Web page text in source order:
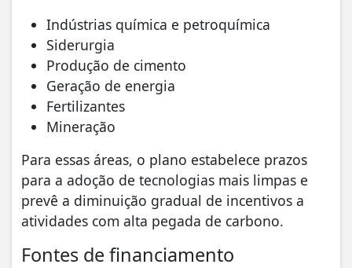
Indústrias química e petroquímica
Siderurgia
Produção de cimento
Geração de energia
Fertilizantes
Mineração
Para essas áreas, o plano estabelece prazos
para a adoção de tecnologias mais limpas e
prevê a diminuição gradual de incentivos a
atividades com alta pegada de carbono.
Fontes de financiamento